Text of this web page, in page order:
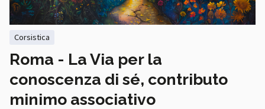
corsistica
Roma - La Via per la
conoscenza di sé, contributo
minimo associativo